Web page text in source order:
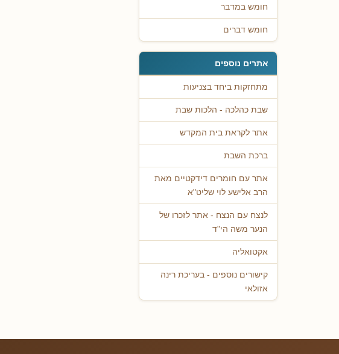
חומש במדבר
חומש דברים
אתרים נוספים
מתחזקות ביחד בצניעות
שבת כהלכה - הלכות שבת
אתר לקראת בית המקדש
ברכת השבת
אתר עם חומרים דידקטיים מאת
הרב אלישע לוי שליט"א
לנצח עם הנצח - אתר לזכרו של
הנער משה הי"ד
אקטואליה
קישורים נוספים - בעריכת רינה
אזולאי